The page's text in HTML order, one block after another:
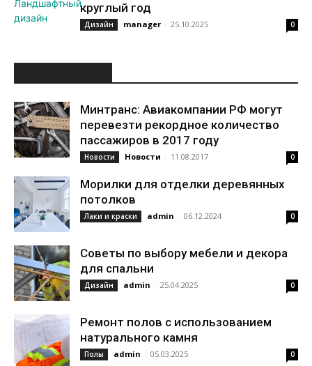
круглый год
Дизайн manager - 25.10.2025 0
Минтранс: Авиакомпании РФ могут
перевезти рекордное количество
пассажиров в 2017 году
Новости Новости - 11.08.2017 0
Морилки для отделки деревянных
потолков
Лаки и краски admin - 06.12.2024 0
Советы по выбору мебели и декора
для спальни
Дизайн admin - 25.04.2025 0
Ремонт полов с использованием
натурального камня
Полы admin - 05.03.2025 0